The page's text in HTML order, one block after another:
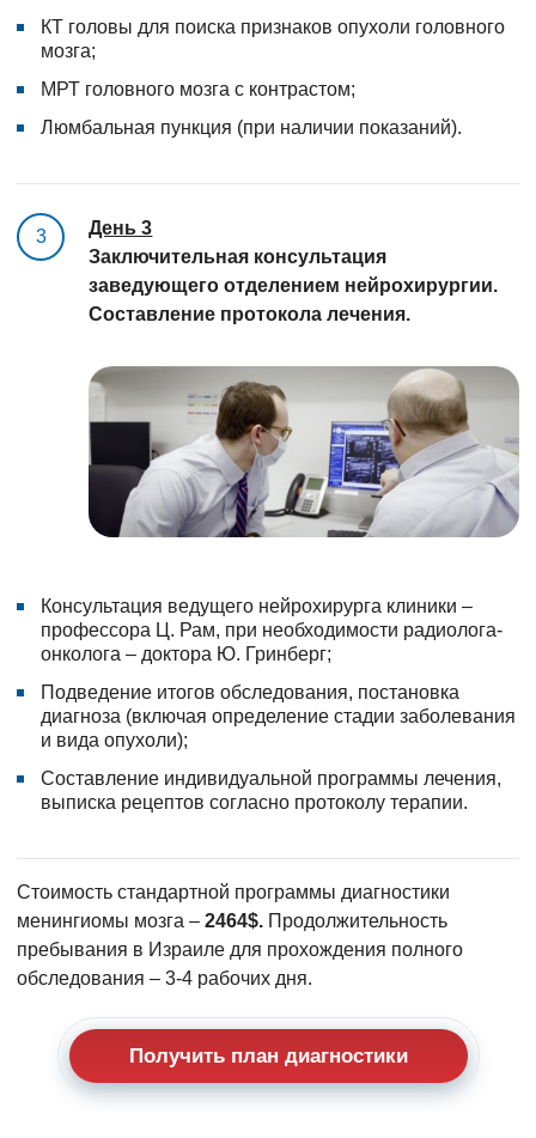
КТ головы для поиска признаков опухоли головного
мозга;
МРТ головного мозга с контрастом;
Люмбальная пункция (при наличии показаний).
3
День 3
Заключительная консультация
заведующего отделением нейрохирургии.
Составление протокола лечения.
Консультация ведущего нейрохирурга клиники –
профессора Ц. Рам, при необходимости радиолога-
онколога – доктора Ю. Гринберг;
Подведение итогов обследования, постановка
диагноза (включая определение стадии заболевания
и вида опухоли);
Составление индивидуальной программы лечения,
выписка рецептов согласно протоколу терапии.
Стоимость стандартной программы диагностики
менингиомы мозга – 2464$. Продолжительность
пребывания в Израиле для прохождения полного
обследования – 3-4 рабочих дня.
Получить план диагностики